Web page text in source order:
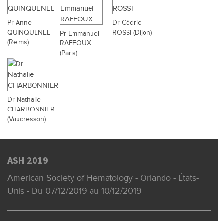
Pr Anne
QUINQUENEL
(Reims)
Pr Emmanuel
RAFFOUX
(Paris)
Dr Cédric
ROSSI (Dijon)
Dr Nathalie
CHARBONNIER
(Vaucresson)
ASH 2019
American Society of Hematology - Orlando - États-
Unis - Du 07/12/2019 au 10/12/2019